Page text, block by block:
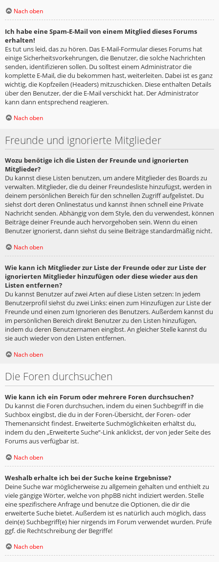
Nach oben
Ich habe eine Spam-E-Mail von einem Mitglied dieses Forums
erhalten!
Es tut uns leid, das zu hören. Das E-Mail-Formular dieses Forums hat
einige Sicherheitsvorkehrungen, die Benutzer, die solche Nachrichten
senden, identifizieren sollen. Du solltest einem Administrator die
komplette E-Mail, die du bekommen hast, weiterleiten. Dabei ist es ganz
wichtig, die Kopfzeilen (Headers) mitzuschicken. Diese enthalten Details
über den Benutzer, der die E-Mail verschickt hat. Der Administrator
kann dann entsprechend reagieren.
Nach oben
Freunde und ignorierte Mitglieder
Wozu benötige ich die Listen der Freunde und ignorierten
Mitglieder?
Du kannst diese Listen benutzen, um andere Mitglieder des Boards zu
verwalten. Mitglieder, die du deiner Freundesliste hinzufügst, werden in
deinem persönlichen Bereich für den schnellen Zugriff aufgelistet. Du
siehst dort deren Onlinestatus und kannst ihnen schnell eine Private
Nachricht senden. Abhängig von dem Style, den du verwendest, können
Beiträge deiner Freunde auch hervorgehoben sein. Wenn du einen
Benutzer ignorierst, dann siehst du seine Beiträge standardmäßig nicht.
Nach oben
Wie kann ich Mitglieder zur Liste der Freunde oder zur Liste der
ignorierten Mitglieder hinzufügen oder diese wieder aus den
Listen entfernen?
Du kannst Benutzer auf zwei Arten auf diese Listen setzen: In jedem
Benutzerprofil siehst du zwei Links: einen zum Hinzufügen zur Liste der
Freunde und einen zum Ignorieren des Benutzers. Außerdem kannst du
im persönlichen Bereich direkt Benutzer zu den Listen hinzufügen,
indem du deren Benutzernamen eingibst. An gleicher Stelle kannst du
sie auch wieder von den Listen entfernen.
Nach oben
Die Foren durchsuchen
Wie kann ich ein Forum oder mehrere Foren durchsuchen?
Du kannst die Foren durchsuchen, indem du einen Suchbegriff in die
Suchbox eingibst, die du in der Foren-Übersicht, der Foren- oder
Themenansicht findest. Erweiterte Suchmöglichkeiten erhältst du,
indem du den „Erweiterte Suche“-Link anklickst, der von jeder Seite des
Forums aus verfügbar ist.
Nach oben
Weshalb erhalte ich bei der Suche keine Ergebnisse?
Deine Suche war möglicherweise zu allgemein gehalten und enthielt zu
viele gängige Wörter, welche von phpBB nicht indiziert werden. Stelle
eine spezifischere Anfrage und benutze die Optionen, die dir die
erweiterte Suche bietet. Außerdem ist es natürlich auch möglich, dass
dein(e) Suchbegriff(e) hier nirgends im Forum verwendet wurden. Prüfe
ggf. die Rechtschreibung der Begriffe!
Nach oben